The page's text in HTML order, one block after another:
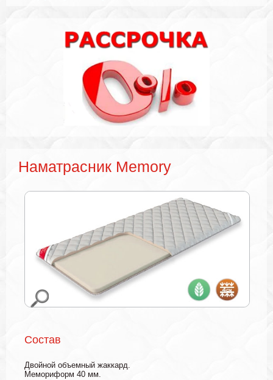
Наматрасник Memory
Состав
Двойной объемный жаккард.
Мемориформ 40 мм.